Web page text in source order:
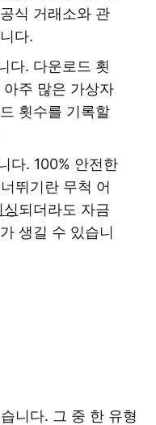
식 거래소와 관
다.
다. 다운로드 횟
주 많은 가상자
횟수를 기록할
다. 100% 안전한
뛰기란 무척 어
싱되더라도 자금
생길 수 있습니
니다. 그 중 한 유형